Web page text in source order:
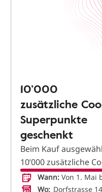
10’000
zusätzliche
Superpunkte
geschenkt
Beim Kauf
10’000 zusätzliche
Wann: Von 1. Mai
Wo: Dorfstrasse